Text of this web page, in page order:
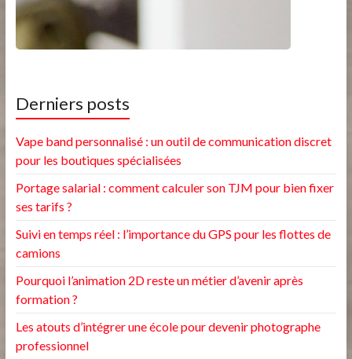
Derniers posts
Vape band personnalisé : un outil de communication discret
pour les boutiques spécialisées
Portage salarial : comment calculer son TJM pour bien fixer
ses tarifs ?
Suivi en temps réel : l’importance du GPS pour les flottes de
camions
Pourquoi l’animation 2D reste un métier d’avenir après
formation ?
Les atouts d’intégrer une école pour devenir photographe
professionnel